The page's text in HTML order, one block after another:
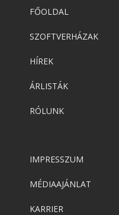
FŐOLDAL
SZOFTVERHÁZAK
HÍREK
ÁRLISTÁK
RÓLUNK
IMPRESSZUM
MÉDIAAJÁNLAT
KARRIER